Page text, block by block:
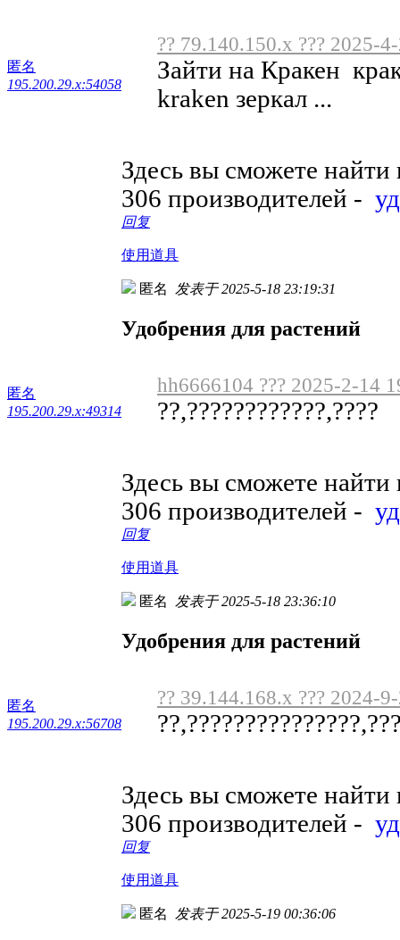
匿名
195.200.29.x:54058
?? 79.140.150.x ??? 2025-
Зайти на Кракен
kraken зеркал ...
Здесь вы сможете
306 производителей -
回复
使用道具
匿名
195.200.29.x:49314
匿名 发表于 2025-5-18 23:19:31
Удобрения для растений
hh6666104 ??? 2025-2-14
??,????????????,????
Здесь вы сможете
306 производителей -
回复
使用道具
匿名
195.200.29.x:56708
匿名 发表于 2025-5-18 23:36:10
Удобрения для растений
?? 39.144.168.x ??? 2024-
Здесь вы сможете
306 производителей -
回复
使用道具
匿名 发表于 2025-5-19 00:36:06